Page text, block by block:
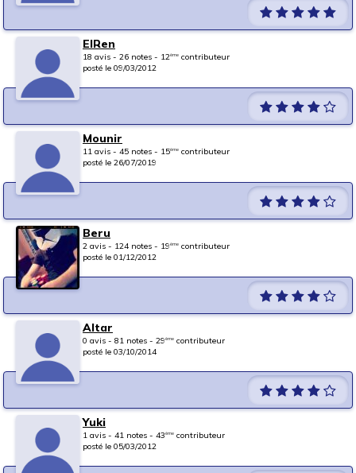
ElRen
18 avis - 26 notes - 12ème contributeur
posté le 09/03/2012
Mounir
11 avis - 45 notes - 15ème contributeur
posté le 26/07/2019
Beru
2 avis - 124 notes - 19ème contributeur
posté le 01/12/2012
Altar
0 avis - 81 notes - 29ème contributeur
posté le 03/10/2014
Yuki
1 avis - 41 notes - 43ème contributeur
posté le 05/03/2012